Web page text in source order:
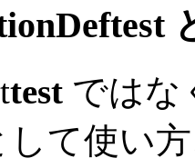
test
test ではな
して使い